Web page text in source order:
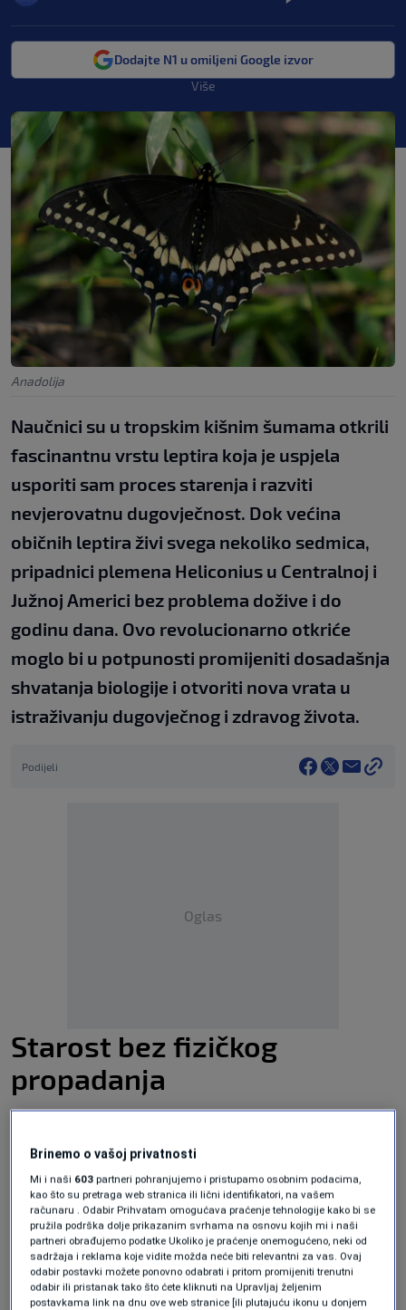
Dodajte N1 u omiljeni Google izvor
Više
Anadolija
Naučnici su u tropskim kišnim šumama otkrili
fascinantnu vrstu leptira koja je uspjela
usporiti sam proces starenja i razviti
nevjerovatnu dugovječnost. Dok većina
običnih leptira živi svega nekoliko sedmica,
pripadnici plemena Heliconius u Centralnoj i
Južnoj Americi bez problema dožive i do
godinu dana. Ovo revolucionarno otkriće
moglo bi u potpunosti promijeniti dosadašnja
shvatanja biologije i otvoriti nova vrata u
istraživanju dugovječnog i zdravog života.
Podijeli
Oglas
Starost bez fizičkog
propadanja
a koja je objavljena u prestižnom naučnom
časopisuNature Communications, otkrila je
nevjerovatan podatak. Naučnici su u saradnji
sa Smithsonian tropskim istraživačkim
institutom u Panami sproveli testove snage
stiska i fizičkih performansi kod jedinki
Brinemo o vašoj privatnosti
Mi i naši 603 partneri pohranjujemo i pristupamo osobnim podacima,
kao što su pretraga web stranica ili lični identifikatori, na vašem
računaru . Odabir Prihvatam omogućava praćenje tehnologije kako bi se
pružila podrška dolje prikazanim svrhama na osnovu kojih mi i naši
partneri obrađujemo podatke Ukoliko je praćenje onemogućeno, neki od
sadržaja i reklama koje vidite možda neće biti relevantni za vas. Ovaj
odabir postavki možete ponovno odabrati i pritom promijeniti trenutni
odabir ili pristanak tako što ćete kliknuti na Upravljaj željenim
postavkama link na dnu ove web stranice [ili plutajuću ikonu u donjem